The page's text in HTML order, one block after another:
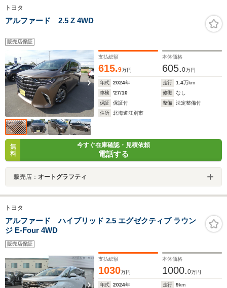
トヨタ
アルファード 2.5 Z 4WD
販売店保証
支払総額
615.9万円
本体価格
605.0万円
年式 2024年 走行 1.4万km
車検
'27/10 修復
なし
保証
保証付 整備
法定整備付
住所
北海道江別市
無
料
今すぐ在庫確認・見積依頼
電話する
販売店： オートグラフティ
トヨタ
アルファード ハイブリッド 2.5 エグゼクティブ ラウン
ジ E-Four 4WD
販売店保証
支払総額
1030万円
本体価格
1000.0万円
年式 2024年 走行 9km